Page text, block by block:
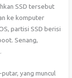
SSD tersebut
ke komputer
partisi SSD berisi
Senang,
yang muncul